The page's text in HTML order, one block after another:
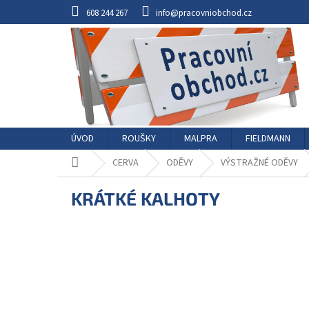
608 244 267 info@pracovniobchod.cz
ÚVOD ROUŠKY MALPRA FIELDMANN
Domů CERVA ODĚVY VÝSTRAŽNÉ ODĚVY
KRÁTKÉ KALHOTY